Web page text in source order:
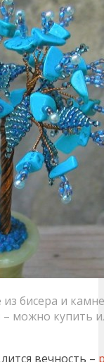
бисера и
можно купить
вечность –